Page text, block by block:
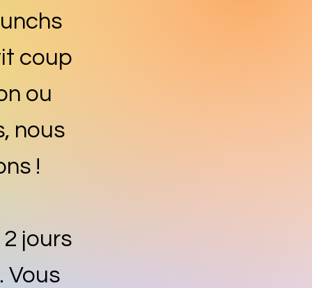
coup
ou
nous
!
jours
Vous